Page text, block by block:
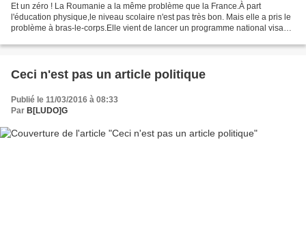
Et un zéro ! La Roumanie a la même problème que la France.À part
l'éducation physique,le niveau scolaire n'est pas très bon. Mais elle a pris le
problème à bras-le-corps.Elle vient de lancer un programme national visant
Ceci n'est pas un article politique
Publié le 11/03/2016 à 08:33
Par B[LUDO]G